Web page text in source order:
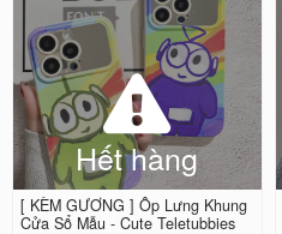
Hết hàng
[ KÈM GƯƠNG ] Ốp Lưng Khung
Cửa Sổ Mẫu - Cute Teletubbies